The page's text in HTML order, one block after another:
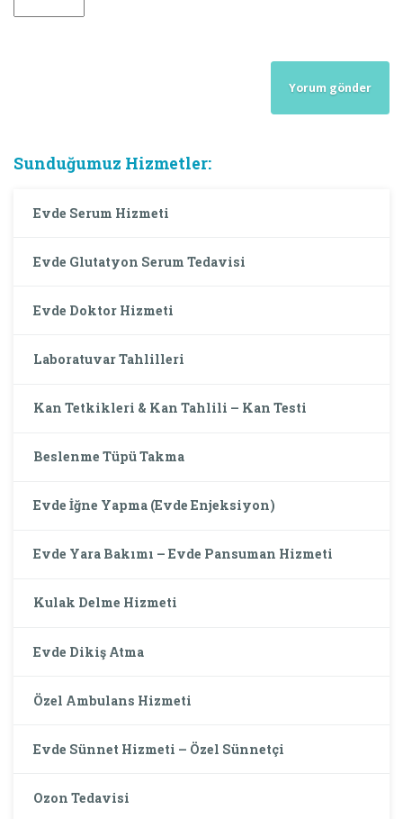
Sunduğumuz Hizmetler:
Evde Serum Hizmeti
Evde Glutatyon Serum Tedavisi
Evde Doktor Hizmeti
Laboratuvar Tahlilleri
Kan Tetkikleri & Kan Tahlili – Kan Testi
Beslenme Tüpü Takma
Evde İğne Yapma (Evde Enjeksiyon)
Evde Yara Bakımı – Evde Pansuman Hizmeti
Kulak Delme Hizmeti
Evde Dikiş Atma
Özel Ambulans Hizmeti
Evde Sünnet Hizmeti – Özel Sünnetçi
Ozon Tedavisi